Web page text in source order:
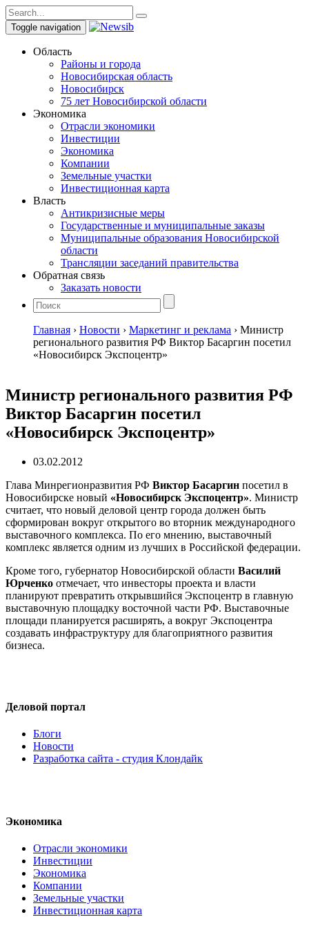
Toggle navigation
Область
Районы и города
Новосибирская область
Новосибирск
75 лет Новосибирской области
Экономика
Отрасли экономики
Инвестиции
Экономика
Компании
Земельные участки
Инвестиционная карта
Власть
Антикризисные меры
Государственные и муниципальные заказы
Муниципальные образования Новосибирской
области
Трансляции заседаний правительства
Обратная связь
Заказать новости
Главная › Новости › Маркетинг и реклама › Министр
регионального развития РФ Виктор Басаргин посетил
«Новосибирск Экспоцентр»
Министр регионального развития РФ
Виктор Басаргин посетил
«Новосибирск Экспоцентр»
03.02.2012
Глава Минрегионразвития РФ Виктор Басаргин посетил в
Новосибирске новый «Новосибирск Экспоцентр». Министр
считает, что новый деловой центр города должен быть
сформирован вокруг открытого во вторник международного
выставочного комплекса. По его мнению, выставочный
комплекс является одним из лучших в Российской федерации.
Кроме того, губернатор Новосибирской области Василий
Юрченко отмечает, что инвесторы проекта и власти
планируют превратить открывшийся Экспоцентр в главную
выставочную площадку восточной части РФ. Выставочные
площади планируется расширять, а вокруг Экспоцентра
создавать инфраструктуру для благоприятного развития
бизнеса.
Деловой портал
Блоги
Новости
Разработка сайта - студия Клондайк
Экономика
Отрасли экономики
Инвестиции
Экономика
Компании
Земельные участки
Инвестиционная карта